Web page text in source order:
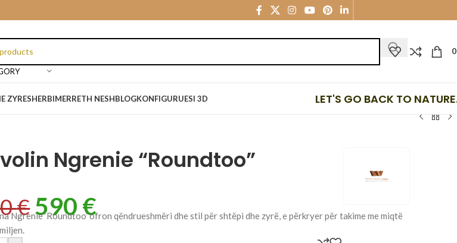
ZYRESHERBIMERRETH NESHBLOGKONFIGURUESI 3D LET'S GO BACK TO
Ngrenie “Roundtoo”
€590 €
Ngrenie ‘Roundtoo’ ofron qëndrueshmëri dhe stil për shtëpi dhe zyrë, e përkryer për takime me miqtë